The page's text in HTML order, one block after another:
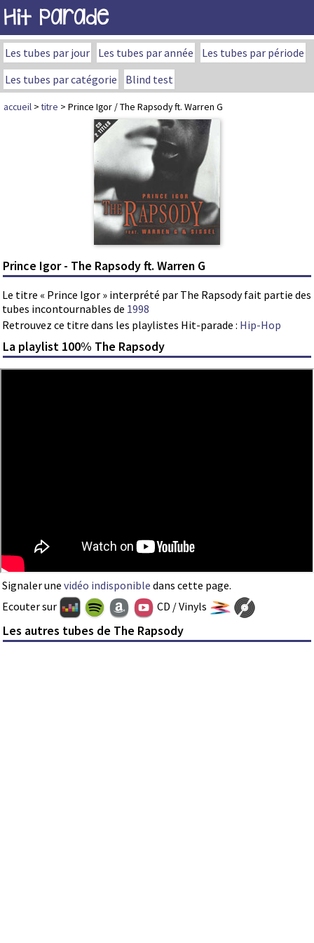
Hit Parade
Les tubes par jour Les tubes par année
Les tubes par période
Les tubes par catégorie
Blind test
accueil >titre > Prince Igor / The Rapsody ft. Warren G
Prince Igor - The Rapsody ft. Warren G
Le titre « Prince Igor » interprété par The Rapsody fait partie des
tubes incontournables de 1998
Retrouvez ce titre dans les playlistes Hit-parade : Hip-Hop
La playlist 100% The Rapsody
Signaler une vidéo indisponible dans cette page.
Ecouter sur
CD / Vinyls
Les autres tubes de The Rapsody